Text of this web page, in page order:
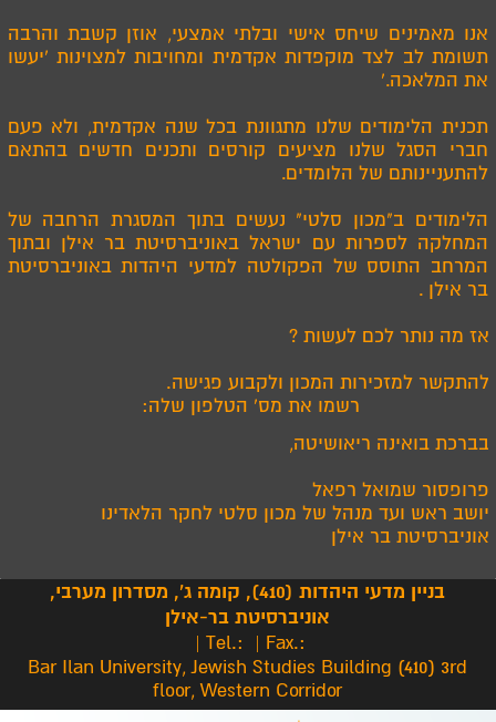
אנו מאמינים שיחס אישי ובלתי אמצעי, אוזן קשבת והרבה
תשומת לב לצד מוקפדות אקדמית ומחויבות למצוינות 'יעשו
את המלאכה'.
תכנית הלימודים שלנו מתגוונת בכל שנה אקדמית, ולא פעם
חברי הסגל שלנו מציעים קורסים ותכנים חדשים בהתאם
להתעניינותם של הלומדים.
הלימודים ב"מכון סלטי" נעשים בתוך המסגרת הרחבה של
המחלקה לספרות עם ישראל באוניברסיטת בר אילן ובתוך
המרחב התוסס של הפקולטה למדעי היהדות באוניברסיטת
בר אילן .
אז מה נותר לכם לעשות ?
להתקשר למזכירות המכון ולקבוע פגישה.
רשמו את מס' הטלפון שלה:
בברכת בואינה ריאושיטה,
פרופסור שמואל רפאל
יושב ראש ועד מנהל של מכון סלטי לחקר הלאדינו
אוניברסיטת בר אילן
בניין מדעי היהדות (410), קומה ג', מסדרון מערבי,
אוניברסיטת בר-אילן
| Tel.:
| Fax.:
Bar Ilan University, Jewish Studies Building (410) 3rd
floor, Western Corridor